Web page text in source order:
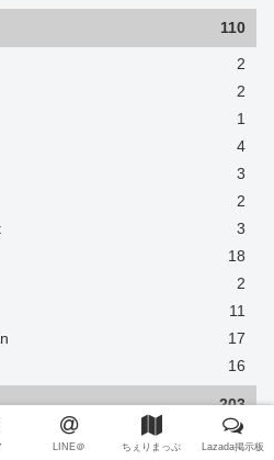
110
2
2
1
4
3
2
3
18
2
11
17
16
203
10
LINE＠ ちぇりまっぷ Lazada掲示板